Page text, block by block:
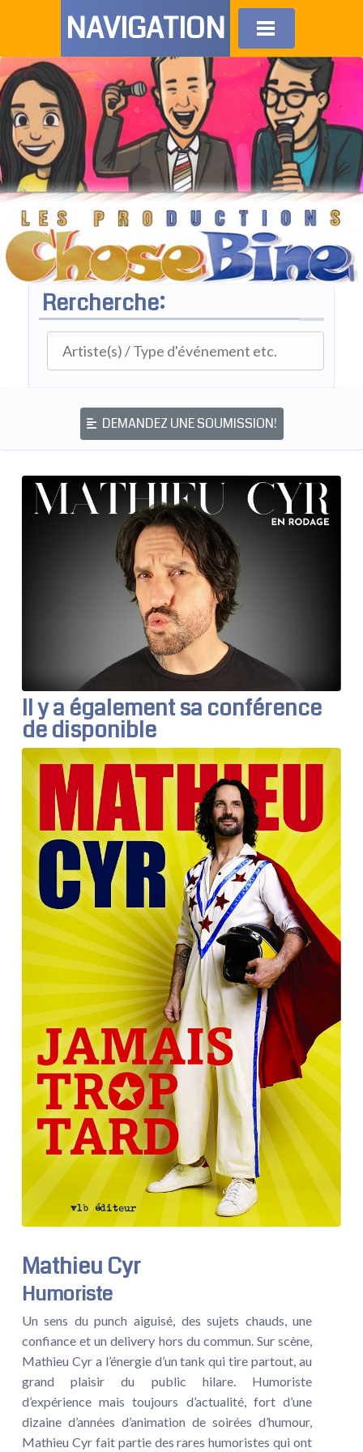
NAVIGATION
Rercherche:
DEMANDEZ UNE SOUMISSION!
Il y a également sa conférence
de disponible
Mathieu Cyr
Humoriste
Un sens du punch aiguisé, des sujets chauds, une
confiance et un delivery hors du commun. Sur scène,
Mathieu Cyr a l’énergie d’un tank qui tire partout, au
grand plaisir du public hilare. Humoriste
d’expérience mais toujours d’actualité, fort d’une
dizaine d’années d’animation de soirées d’humour,
Mathieu Cyr fait partie des rares humoristes qui ont